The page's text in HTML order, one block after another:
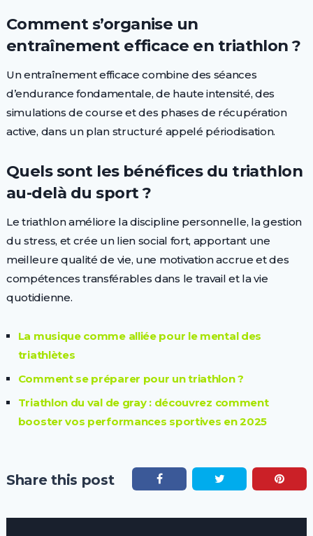
Comment s’organise un
entraînement efficace en triathlon ?
Un entraînement efficace combine des séances
d’endurance fondamentale, de haute intensité, des
simulations de course et des phases de récupération
active, dans un plan structuré appelé périodisation.
Quels sont les bénéfices du triathlon
au-delà du sport ?
Le triathlon améliore la discipline personnelle, la gestion
du stress, et crée un lien social fort, apportant une
meilleure qualité de vie, une motivation accrue et des
compétences transférables dans le travail et la vie
quotidienne.
La musique comme alliée pour le mental des
triathlètes
Comment se préparer pour un triathlon ?
Triathlon du val de gray : découvrez comment
booster vos performances sportives en 2025
Share this post